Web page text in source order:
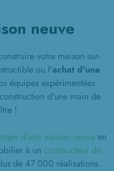
neuve
votre maison sur-
ou l'achat d'une
équipes expérimentées
d'une main de
!
d'une maison neuve en
à un constructeur de
de 47 000 réalisations.